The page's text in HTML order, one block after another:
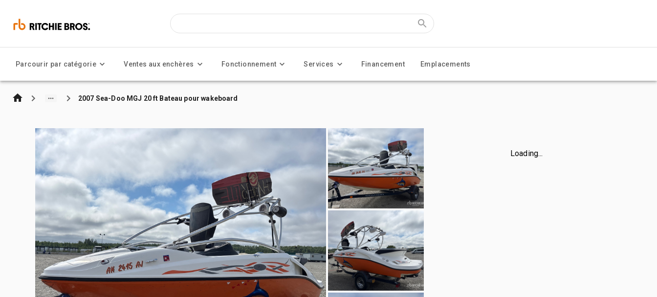
Parcourir par catégorie Ventes aux enchères Fonctionnement Services Financement Emplacements
2007 Sea-Doo MGJ 20 ft Bateau pour wakeboard
Loading...